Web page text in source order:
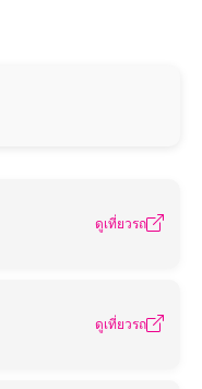
ดูเที่ยวรถ
ดูเที่ยวรถ